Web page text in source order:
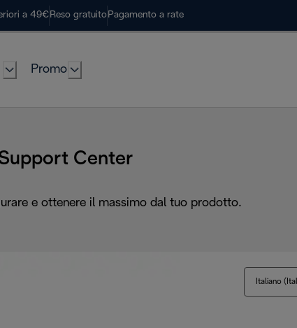
a 49€ Reso gratuito Pagamento a rate
Promo
Center
e ottenere il massimo dal tuo prodotto.
Italiano